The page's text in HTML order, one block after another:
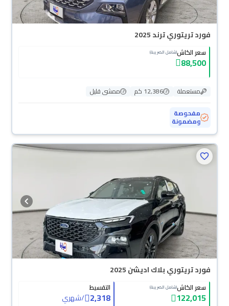
فورد تريتوري ترند 2025
سعر الكاش(شامل الضريبة)
88,500
مستعملة 12,386 كم
ممشى قليل
مفحوصة
ومضمونة
فورد تريتوري بلاك اديشن 2025
سعر الكاش(شامل الضريبة)
122,015
التقسيط
2,318
/شهري